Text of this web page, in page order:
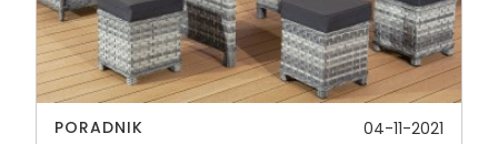
PORADNIK 04-11-2021